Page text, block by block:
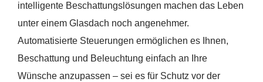
intelligente Beschattungslösungen machen das Leben
unter einem Glasdach noch angenehmer.
Automatisierte Steuerungen ermöglichen es Ihnen,
Beschattung und Beleuchtung einfach an Ihre
Wünsche anzupassen – sei es für Schutz vor der